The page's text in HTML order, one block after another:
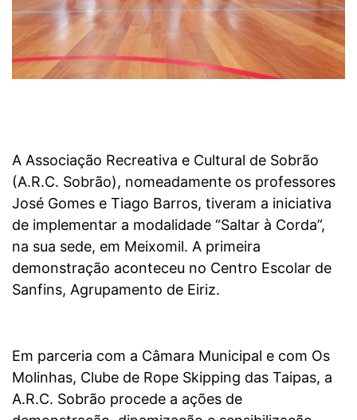
A Associação Recreativa e Cultural de Sobrão
(A.R.C. Sobrão), nomeadamente os professores
José Gomes e Tiago Barros, tiveram a iniciativa
de implementar a modalidade “Saltar à Corda”,
na sua sede, em Meixomil. A primeira
demonstração aconteceu no Centro Escolar de
Sanfins, Agrupamento de Eiriz.
Em parceria com a Câmara Municipal e com Os
Molinhas, Clube de Rope Skipping das Taipas, a
A.R.C. Sobrão procede a ações de